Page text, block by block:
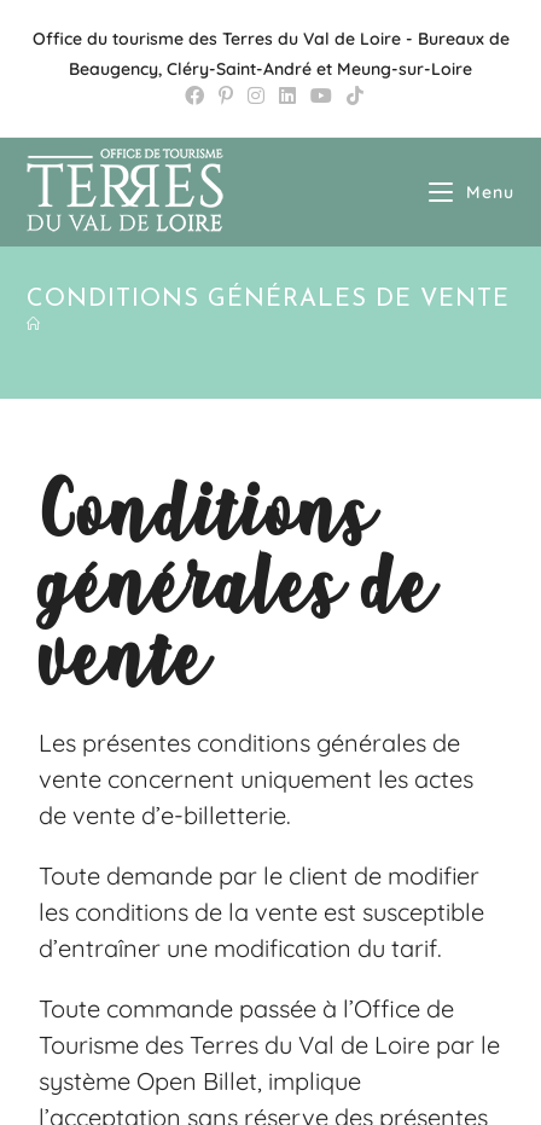
Office du tourisme des Terres du Val de Loire - Bureaux de
Beaugency, Cléry-Saint-André et Meung-sur-Loire
Menu
CONDITIONS GÉNÉRALES DE VENTE
Conditions
générales de
vente
Les présentes conditions générales de
vente concernent uniquement les actes
de vente d’e-billetterie.
Toute demande par le client de modifier
les conditions de la vente est susceptible
d’entraîner une modification du tarif.
Toute commande passée à l’Office de
Tourisme des Terres du Val de Loire par le
système Open Billet, implique
l’acceptation sans réserve des présentes